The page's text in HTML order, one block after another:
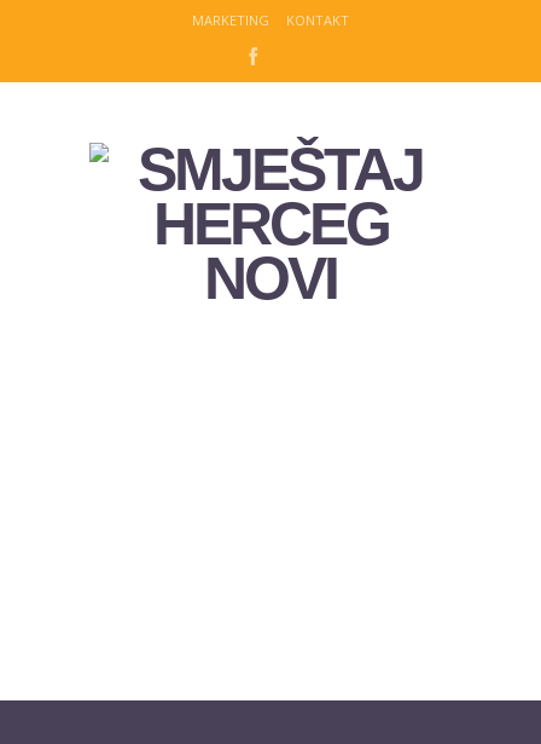
MARKETING KONTAKT